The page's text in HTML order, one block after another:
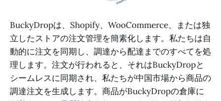
BuckyDropは、Shopify、WooCommerce、または独
立したストアの注文管理を簡素化します。私たちは自
動的に注文を同期し、調達から配達までのすべてを処
理します。注文が行われると、それはBuckyDropと
シームレスに同期され、私たちが中国市場から商品の
調達注文を生成します。商品がBuckyDropの倉庫に